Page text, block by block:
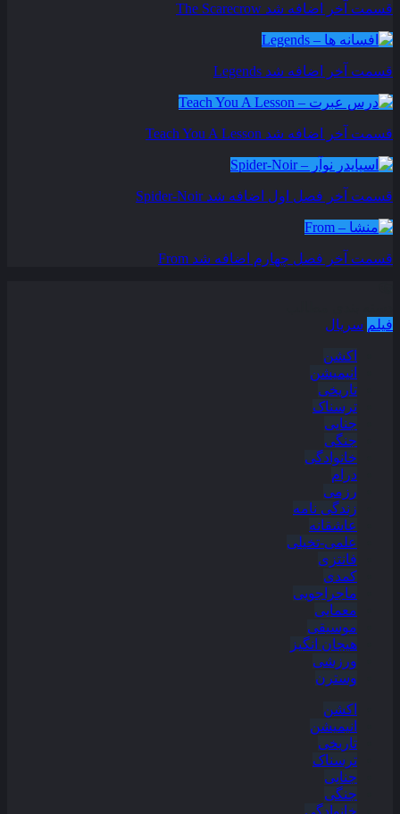
قسمت آخر اضافه شد The Scarecrow
قسمت آخر اضافه شد Legends
قسمت آخر اضافه شد Teach You A Lesson
قسمت آخر فصل اول اضافه شد Spider-Noir
قسمت آخر فصل چهارم اضافه شد From
فیلم سریال
اکشن
انیمیشن
تاریخی
ترسناک
جنایی
جنگی
خانوادگی
درام
رزمی
زندگی نامه
عاشقانه
علمی-تخیلی
فانتزی
کمدی
ماجراجویی
معمایی
موسیقی
هیجان انگیز
ورزشی
وسترن
اکشن
انیمیشن
تاریخی
ترسناک
جنایی
جنگی
خانوادگی